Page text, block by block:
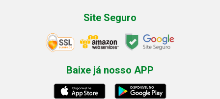
Site Seguro
Baixe já nosso APP